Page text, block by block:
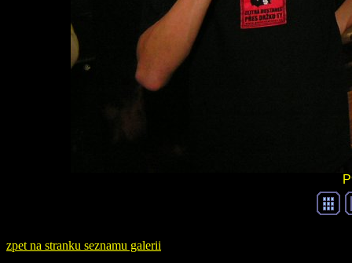
zpet na stranku seznamu galerii